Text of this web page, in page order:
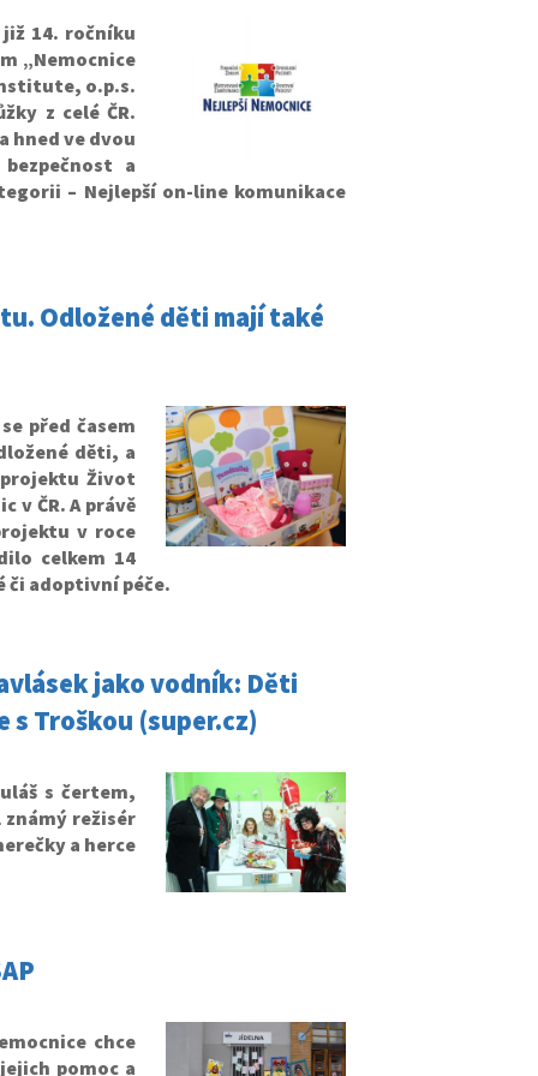
14. ročníku
„Nemocnice
o.p.s.
z celé ČR.
hned ve dvou
a
– Nejlepší on-line komunikace
Odložené děti mají také
před časem
děti, a
projektu Život
v ČR. A právě
v roce
celkem 14
či adoptivní péče.
jako vodník: Děti
Troškou (super.cz)
s čertem,
režisér
a herce
chce
pomoc a